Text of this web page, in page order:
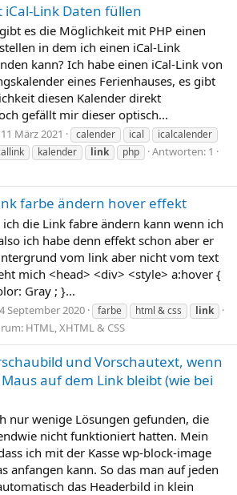
iCal-Link Daten füllen
es die Möglichkeit mit PHP einen
in dem ich einen iCal-Link
kann? Ich habe einen iCal-Link von
eines Ferienhauses, es gibt
diesen Kalender direkt
gefällt mir dieser optisch...
11 März 2021 calender ical
icalcalender
kalender link php
Antworten: 1
farbe ändern hover effekt
die Link fabre ändern kann wenn ich
ich habe denn effekt schon aber er
vom link aber nicht vom text
mich <head> <div> <style> a:hover {
Gray ; }...
September 2020 farbe html & css link
HTML, XHTML & CSS
und Vorschautext, wenn
auf dem Link bleibt (wie bei
nur wenige Lösungen gefunden, die
nicht funktioniert hatten. Mein
ich mit der Kasse wp-block-image
anfangen kann. So das man auf jeden
das Headerbild in klein